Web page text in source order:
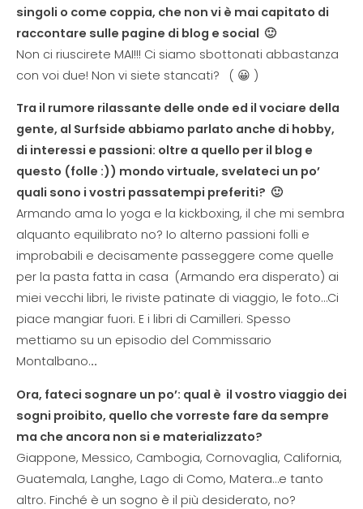
singoli o come coppia, che non vi è mai capitato di
raccontare sulle pagine di blog e social 🙂
Non ci riuscirete MAI!!! Ci siamo sbottonati abbastanza
con voi due! Non vi siete stancati? ( 😀 )
Tra il rumore rilassante delle onde ed il vociare della
gente, al Surfside abbiamo parlato anche di hobby,
di interessi e passioni: oltre a quello per il blog e
questo (folle :)) mondo virtuale, svelateci un po’
quali sono i vostri passatempi preferiti? 🙂
Armando ama lo yoga e la kickboxing, il che mi sembra
alquanto equilibrato no? Io alterno passioni folli e
improbabili e decisamente passeggere come quelle
per la pasta fatta in casa (Armando era disperato) ai
miei vecchi libri, le riviste patinate di viaggio, le foto…Ci
piace mangiar fuori. E i libri di Camilleri. Spesso
mettiamo su un episodio del Commissario
Montalbano...
Ora, fateci sognare un po’: qual è il vostro viaggio dei
sogni proibito, quello che vorreste fare da sempre
ma che ancora non si e materializzato?
Giappone, Messico, Cambogia, Cornovaglia, California,
Guatemala, Langhe, Lago di Como, Matera…e tanto
altro. Finché è un sogno è il più desiderato, no?